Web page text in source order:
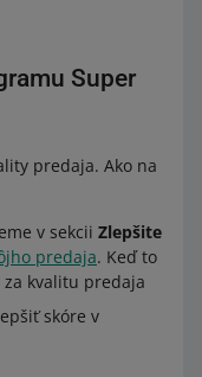
Super
predaja. Ako na
v sekcii Zlepšite
predaja. Keď to
kvalitu predaja
skóre v